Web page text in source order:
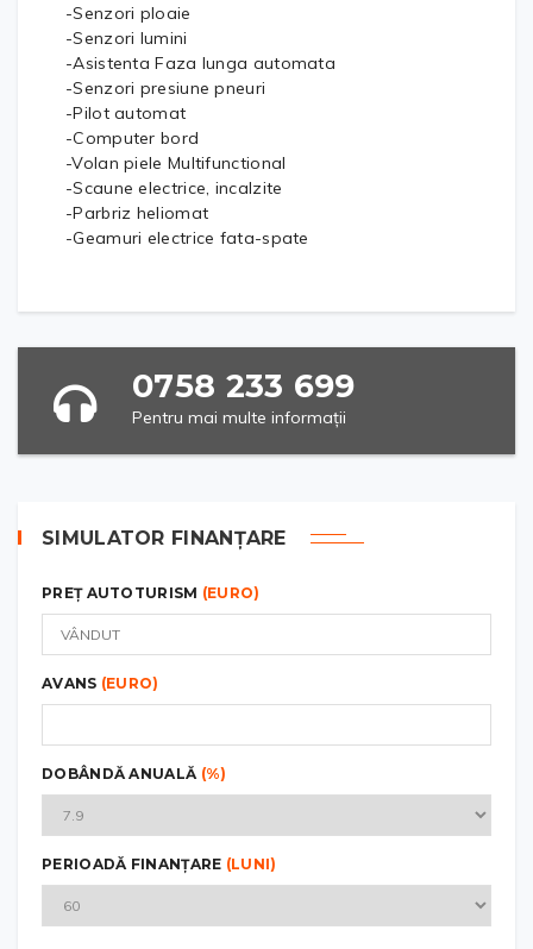
-Senzori ploaie
-Senzori lumini
-Asistenta Faza lunga automata
-Senzori presiune pneuri
-Pilot automat
-Computer bord
-Volan piele Multifunctional
-Scaune electrice, incalzite
-Parbriz heliomat
-Geamuri electrice fata-spate
0758 233 699
Pentru mai multe informații
SIMULATOR FINANȚARE
PREȚ AUTOTURISM (EURO)
AVANS (EURO)
DOBÂNDĂ ANUALĂ (%)
PERIOADĂ FINANȚARE (LUNI)